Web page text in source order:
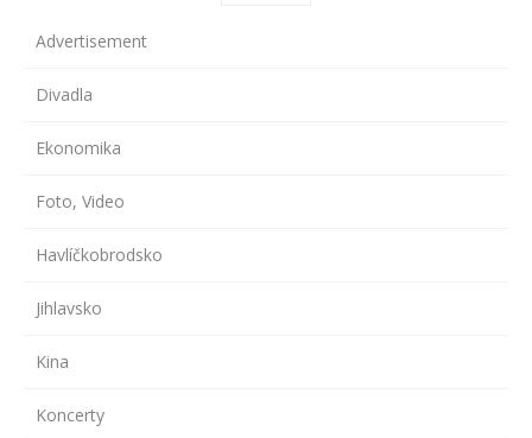
Advertisement
Divadla
Ekonomika
Foto, Video
Havlíčkobrodsko
Jihlavsko
Kina
Koncerty